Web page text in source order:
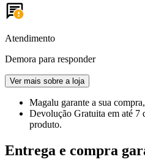
Atendimento
Demora para responder
Ver mais sobre a loja
Magalu garante a sua
Devolução Gratuita em até 7
produto.
Entrega e compra